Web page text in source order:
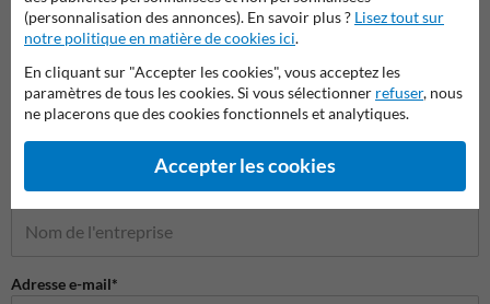
Poser votre question à Panneausignalisation.be
Nom*
Nom de l'entreprise
Adresse e-mail*
(personnalisation des annonces). En savoir plus ? Lisez tout sur
notre politique en matière de cookies ici.
En cliquant sur "Accepter les cookies", vous acceptez les
paramètres de tous les cookies. Si vous sélectionner refuser, nous
ne placerons que des cookies fonctionnels et analytiques.
Accepter les cookies